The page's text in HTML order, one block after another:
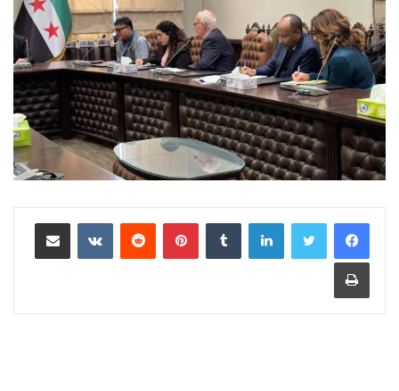
لينكدإن بينتيريست مشاركة عبر البريد
طباعة